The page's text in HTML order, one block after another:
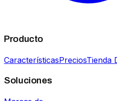
Producto
CaracterísticasPreciosTienda
Soluciones